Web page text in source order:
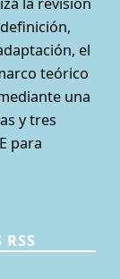
el
teórico
una
y tres
para